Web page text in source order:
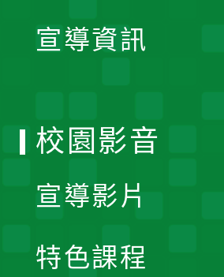
宣導資訊
校園影音
宣導影片
特色課程